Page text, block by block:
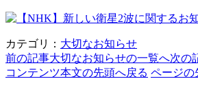
カテゴリ： 大切なお知らせ
前の記事大切なお知らせの一覧へ次の
コンテンツ本文の先頭へ戻る ページの